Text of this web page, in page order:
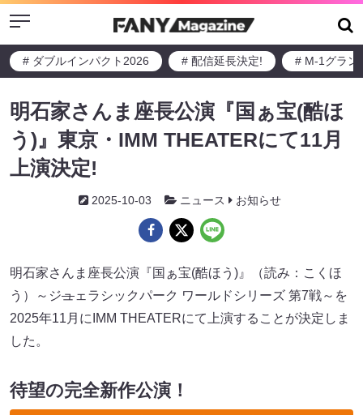
Menu
# ダブルインパクト2026 # 配信延長決定! # M-1グラン
明石家さんま座長公演『国ぁ宝(酷ほ
う)』東京・IMM THEATERにて11月
上演決定!
2025-10-03 ニュース お知らせ
明石家さんま座長公演『国ぁ宝(酷ほう)』（読み：こくほ
う）～ジュェラシックパーク ワールドシリーズ 第7戦～を
2025年11月にIMM THEATERにて上演することが決定しま
した。
待望の完全新作公演！